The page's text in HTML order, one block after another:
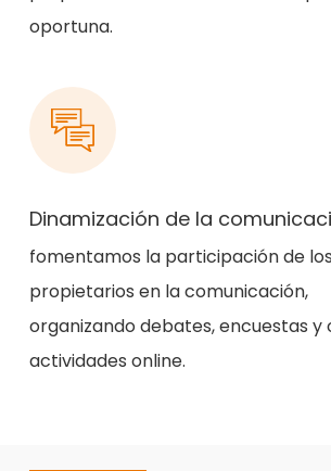
oportuna.
Dinamización de la
fomentamos la participación de los
propietarios en la comunicación,
organizando debates, encuestas y
actividades online.